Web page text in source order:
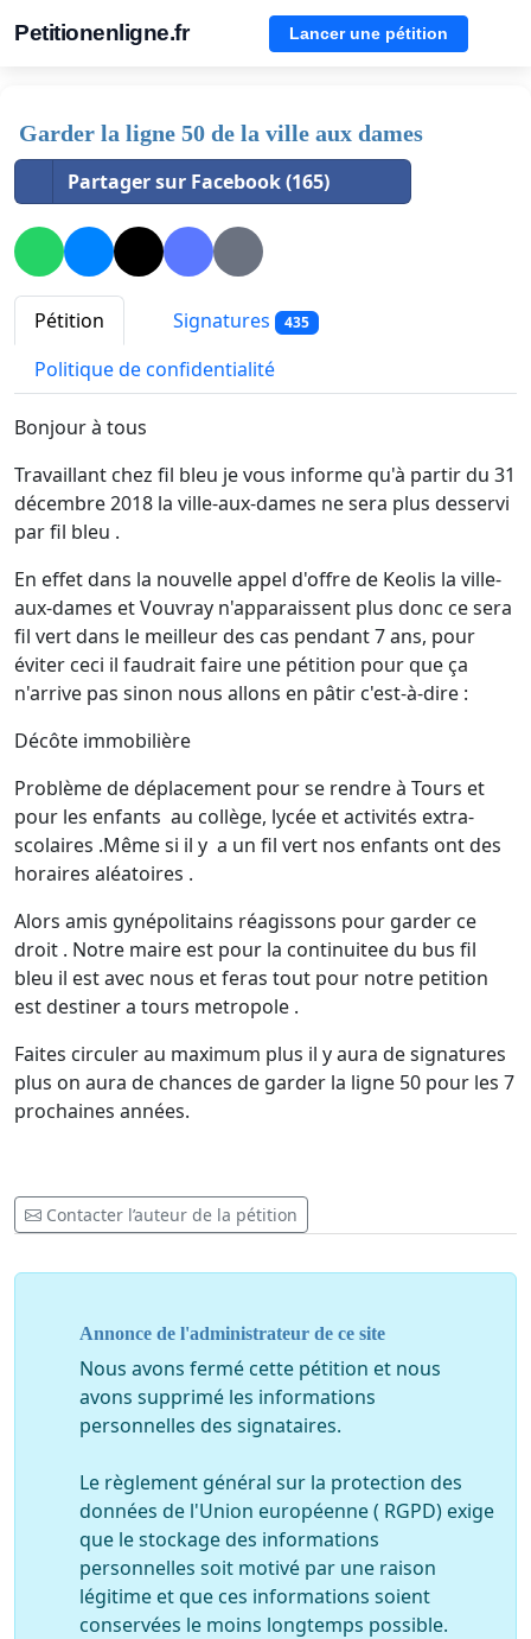
Petitionenligne.fr Lancer une pétition
Garder la ligne 50 de la ville aux dames
Partager sur Facebook (165)
Pétition Signatures 435
Politique de confidentialité
Bonjour à tous
Travaillant chez fil bleu je vous informe qu'à partir du 31
décembre 2018 la ville-aux-dames ne sera plus desservi
par fil bleu .
En effet dans la nouvelle appel d'offre de Keolis la ville-
aux-dames et Vouvray n'apparaissent plus donc ce sera
fil vert dans le meilleur des cas pendant 7 ans, pour
éviter ceci il faudrait faire une pétition pour que ça
n'arrive pas sinon nous allons en pâtir c'est-à-dire :
Décôte immobilière
Problème de déplacement pour se rendre à Tours et
pour les enfants au collège, lycée et activités extra-
scolaires .Même si il y a un fil vert nos enfants ont des
horaires aléatoires .
Alors amis gynépolitains réagissons pour garder ce
droit . Notre maire est pour la continuitee du bus fil
bleu il est avec nous et feras tout pour notre petition
est destiner a tours metropole .
Faites circuler au maximum plus il y aura de signatures
plus on aura de chances de garder la ligne 50 pour les 7
prochaines années.
Contacter l’auteur de la pétition
Annonce de l'administrateur de ce site
Nous avons fermé cette pétition et nous
avons supprimé les informations
personnelles des signataires.
Le règlement général sur la protection des
données de l'Union européenne ( RGPD) exige
que le stockage des informations
personnelles soit motivé par une raison
légitime et que ces informations soient
conservées le moins longtemps possible.